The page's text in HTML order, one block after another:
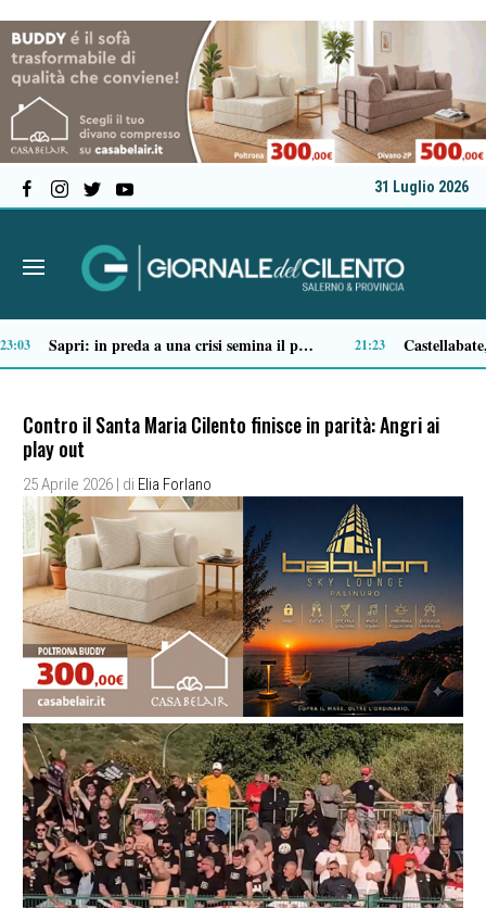
31 Luglio 2026
14:51 14:49
Contro il Santa Maria Cilento finisce in parità: Angri ai
play out
25 Aprile 2026 | di Elia Forlano